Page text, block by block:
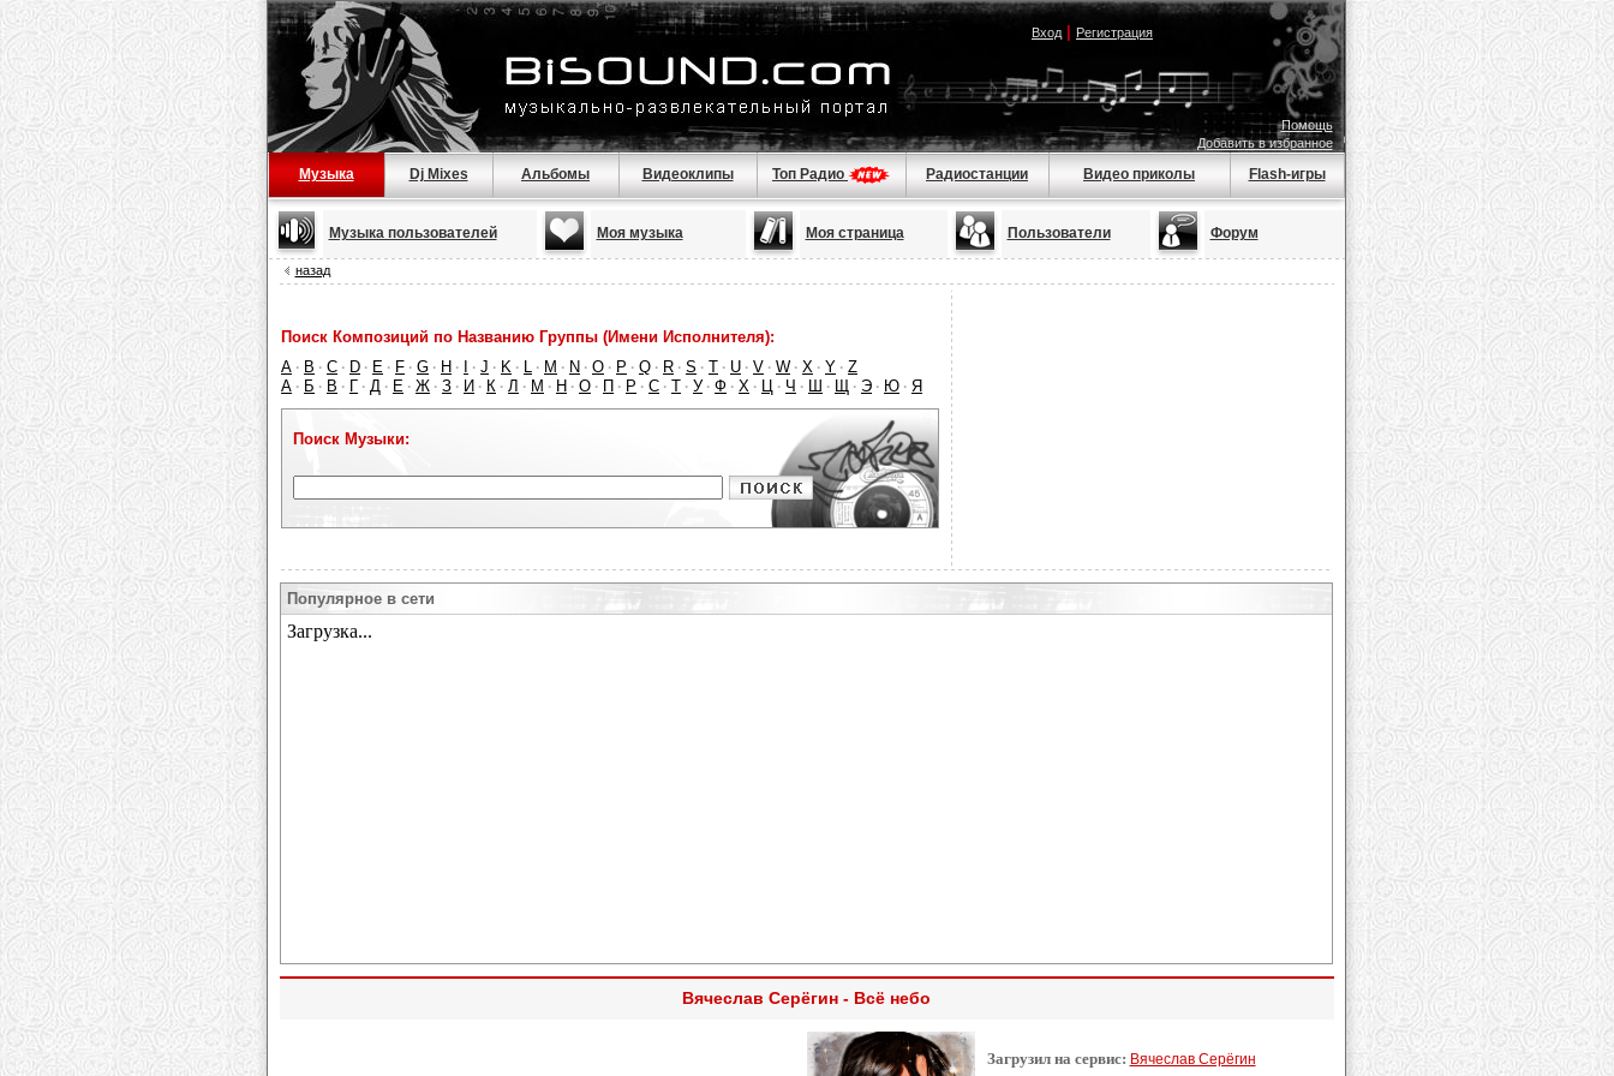
Вход| Регистрация
Помощь
Добавить в избранное
Музыка Dj Mixes Альбомы Видеоклипы Топ Радио Радиостанции Видео приколы Flash-игры
Музыка пользователей Моя музыка Моя страница Пользователи Форум
назад
Поиск Композиций по Названию Группы (Имени Исполнителя):
A · B · C · D · E · F · G · H · · J · K · L · M · N · O · P · Q · R · S · T · U · V · W · X · Y · Z
А · Б · В · Г · Д · Е · Ж · З · И · К · Л · М · Н · О · П · Р · С · Т · У · Ф · Х · Ц · Ч · Ш · Щ · Э · Ю · Я
Поиск Музыки:
Популярное в сети
Вячеслав Серёгин - Всё небо
Загрузил на сервис: Вячеслав Серёгин